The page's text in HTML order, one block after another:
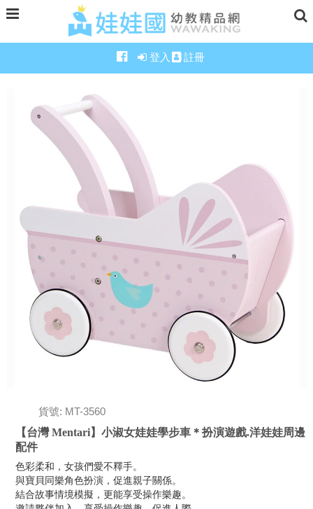
登入 註冊
貨號: MT-3560
【台灣 Mentari】小淑女娃娃學步車＊扮演遊戲.洋娃娃周邊
配件
色彩柔和，女孩們愛不釋手。
與寶貝同樂角色扮演，促進親子關係。
結合故事情境模擬，更能享受操作樂趣。